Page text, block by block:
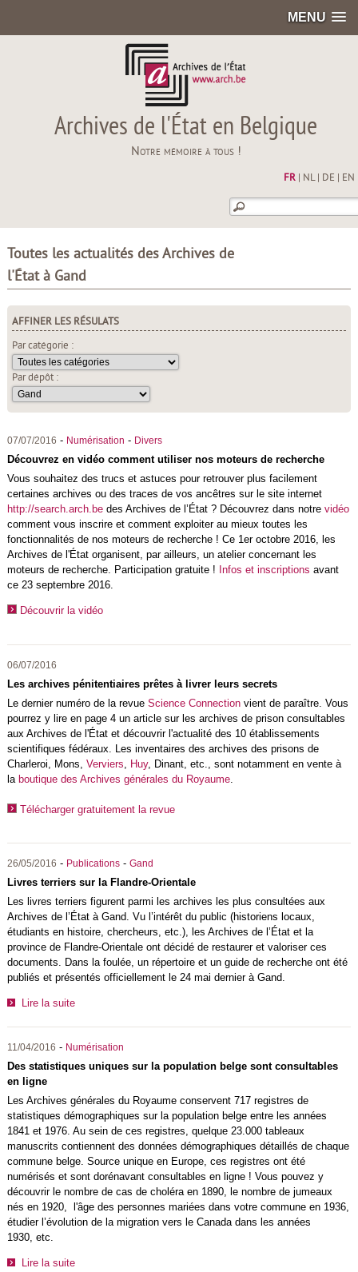
MENU
Archives de l'État en Belgique
Notre mémoire à tous !
FR| NL| DE EN
Toutes les actualités des Archives de
l'État à Gand
AFFINER LES RÉSULATS
Par catégorie :
Par dépôt :
07/07/2016 - Numérisation - Divers
Découvrez en vidéo comment utiliser nos moteurs de recherche
Vous souhaitez des trucs et astuces pour retrouver plus facilement
certaines archives ou des traces de vos ancêtres sur le site internet
http://search.arch.bedes Archives de l’État ? Découvrez dans notre vidéo
comment vous inscrire et comment exploiter au mieux toutes les
fonctionnalités de nos moteurs de recherche ! Ce 1er octobre 2016, les
Archives de l'État organisent, par ailleurs, un atelier concernant les
moteurs de recherche. Participation gratuite ! Infos et inscriptions avant
ce 23 septembre 2016.
Découvrir la vidéo
06/07/2016
Les archives pénitentiaires prêtes à livrer leurs secrets
Le dernier numéro de la revue Science Connectionvient de paraître. Vous
pourrez y lire en page 4 un article sur les archives de prison consultables
aux Archives de l'État et découvrir l'actualité des 10 établissements
scientifiques fédéraux. Les inventaires des archives des prisons de
Charleroi, Mons, Verviers Huy, Dinant, etc., sont notamment en vente à
la boutique des Archives générales du Royaume.
Télécharger gratuitement la revue
26/05/2016 - Publications- Gand
Livres terriers sur la Flandre-Orientale
Les livres terriers figurent parmi les archives les plus consultées aux
Archives de l’État à Gand. Vu l’intérêt du public (historiens locaux,
étudiants en histoire, chercheurs, etc.), les Archives de l’État et la
province de Flandre-Orientale ont décidé de restaurer et valoriser ces
documents. Dans la foulée, un répertoire et un guide de recherche ont été
publiés et présentés officiellement le 24 mai dernier à Gand.
Lire la suite
11/04/2016 - Numérisation
Des statistiques uniques sur la population belge sont consultables
en ligne
Les Archives générales du Royaume conservent 717 registres de
statistiques démographiques sur la population belge entre les années
1841 et 1976. Au sein de ces registres, quelque 23.000 tableaux
manuscrits contiennent des données démographiques détaillés de chaque
commune belge. Source unique en Europe, ces registres ont été
numérisés et sont dorénavant consultables en ligne ! Vous pouvez y
découvrir le nombre de cas de choléra en 1890, le nombre de jumeaux
nés en 1920, l'âge des personnes mariées dans votre commune en 1936,
étudier l’évolution de la migration vers le Canada dans les années
1930, etc.
Lire la suite